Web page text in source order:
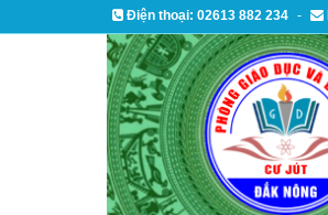
Điện thoại: 02613 882 234 -